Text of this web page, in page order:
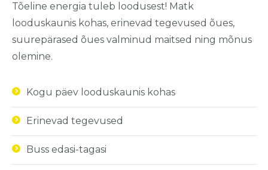
Tõeline energia tuleb loodusest! Matk
looduskaunis kohas, erinevad tegevused õues,
suurepärased õues valminud maitsed ning mõnus
olemine.
Kogu päev looduskaunis kohas
Erinevad tegevused
Buss edasi-tagasi